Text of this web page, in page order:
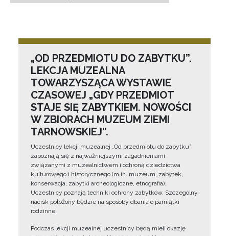
„OD PRZEDMIOTU DO ZABYTKU”.
LEKCJA MUZEALNA
TOWARZYSZĄCA WYSTAWIE
CZASOWEJ „GDY PRZEDMIOT
STAJE SIĘ ZABYTKIEM. NOWOŚCI
W ZBIORACH MUZEUM ZIEMI
TARNOWSKIEJ”.
Uczestnicy lekcji muzealnej „Od przedmiotu do zabytku”
zapoznają się z najważniejszymi zagadnieniami
związanymi z muzealnictwem i ochroną dziedzictwa
kulturowego i historycznego (m.in. muzeum, zabytek,
konserwacja, zabytki archeologiczne, etnografia).
Uczestnicy poznają techniki ochrony zabytków. Szczególny
nacisk położony będzie na sposoby dbania o pamiątki
rodzinne.
Podczas lekcji muzealnej uczestnicy będą mieli okazję